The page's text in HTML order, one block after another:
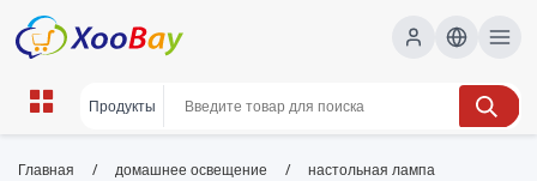
Главная / домашнее освещение / настольная лампа